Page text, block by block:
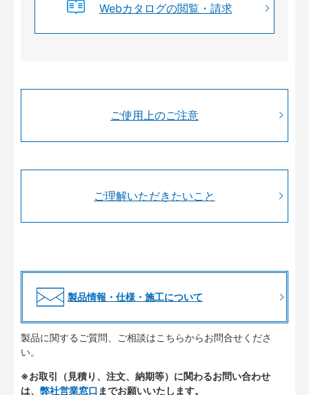
Webカタログの閲覧・請求
ご使用上のご注意
ご理解いただきたいこと
製品情報・仕様・施工について
製品に関するご質問、ご相談はこちらからお問合せくださ
い。
※お取引（見積り、注文、納期等）に関わるお問い合わせ
は、 弊社営業窓口 までお願いいたします。